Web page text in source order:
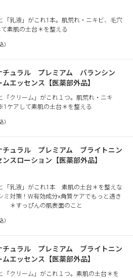
「乳液」がこれ1本。肌荒れ・ニキビ、毛穴
素肌の土台＊を整える
）
ュラル プレミアム バランシン
エッセンス【医薬部外品】
「クリーム」がこれ１つ。肌荒れ・ニキ
ケアして素肌の土台＊を整える
）
ュラル プレミアム ブライトニン
スローション【医薬部外品】
「乳液」がこれ1本 素肌の土台＊を整えな
ミ対策！W有効成分×角質ケアでもっと透き
＊すっぴんの肌表面のこと
）
ュラル プレミアム ブライトニン
エッセンス【医薬部外品】
「クリーム」がこれ１つ。素肌の土台＊を